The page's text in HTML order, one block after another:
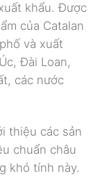
khẩu. Được
của Catalan
và xuất
Đài Loan,
các nước
thiệu các sản
chuẩn châu
khó tính này.